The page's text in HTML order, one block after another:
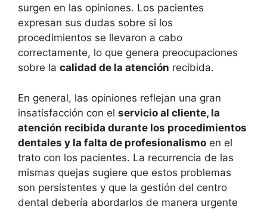
surgen en las opiniones. Los pacientes
expresan sus dudas sobre si los
procedimientos se llevaron a cabo
correctamente, lo que genera preocupaciones
sobre la calidad de la atención recibida.
En general, las opiniones reflejan una gran
insatisfacción con el servicio al cliente, la
atención recibida durante los procedimientos
dentales y la falta de profesionalismo en el
trato con los pacientes. La recurrencia de las
mismas quejas sugiere que estos problemas
son persistentes y que la gestión del centro
dental debería abordarlos de manera urgente